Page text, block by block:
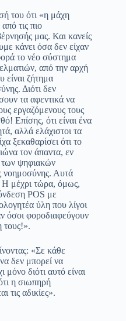
του ότι «η μάχη
τις πιο
μας. Και κανείς
κάνει όσα δεν είχαν
το νέο σύστημα
από την αρχή
είναι ζήτημα
Διότι δεν
τα αφεντικά να
εργαζόμενους τους
Επίσης, ότι είναι ένα
αλλά ελάχιστοι τα
ξεκαθαρίσει ότι το
τον άπαντα, εν
των ψηφιακών
νοημοσύνης. Αυτά
Η μέχρι τώρα, όμως,
POS με
ύλη που λίγοι
όσοι φοροδιαφεύγουν
τους!».
«Σε κάθε
δεν μπορεί να
μόνο διότι αυτό είναι
η σιωπηρή
τις αδικίες».